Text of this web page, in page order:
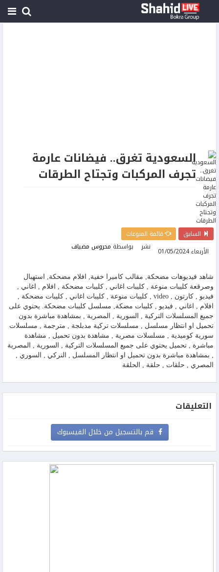
السعودية تغرق.. فيضانات عارمة
تجرف المركبات وتجتاح الطرقات
السابق
قائمة المنوعات
نشر
الأربعاء 01/05/2024 بواسطة محروس مضياف
شاهد فيديوهات مضحكة, مقالب كاميرا خفية, افلام مضحكة, استهبال
وصرقعة كليبات منوعة , كليبات اغاني , كليبات مضحكة , افلام , اغاني ,
فيديو , كارتون , video , كليبات منوعة , كليبات اغاني , كليبات مضحكة ,
افلام , اغاني , فيديو , كليبات مضكة, مسلسل كليبات مضحكة. يحتوي على
جميع المسلسلات التركية , السورية , المصرية , بمشاهدة مباشرة بدون
تحميل او انتظار مسلسل , مسلسلات تركية مدبلجة , مترجمة , مسلسلات
سورية كوميدية , مسلسلات مصرية , مشاهدة بدون تحميل , مشاهدة
مباشرة , تحميل يحتوي على جميع المسلسلات التركية , السورية , المصرية
, بمشاهدة مباشرة بدون تحميل او انتظار المسلسل , النركي , السوري ,
المصري , حلقات , حلقة , الحلقة
التعليقات
قم بالتسجيل من خلال الفيسبوك